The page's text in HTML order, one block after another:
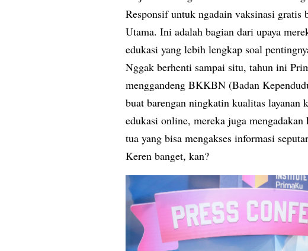
Responsif untuk ngadain vaksinasi
Utama. Ini adalah bagian dari upaya
edukasi yang lebih lengkap soal
Nggak berhenti sampai situ, tahun ini
menggandeng BKKBN (Badan
buat barengan ningkatin kualitas layanan
edukasi online, mereka juga
tua yang bisa mengakses informasi
Keren banget, kan?